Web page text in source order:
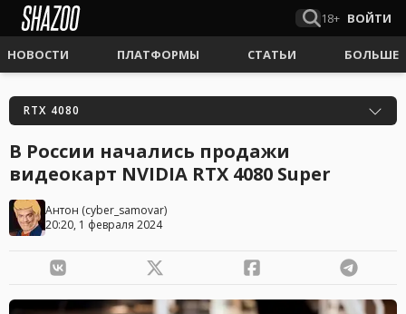
18+ ВОЙТИ
НОВОСТИ ПЛАТФОРМЫ СТАТЬИ БОЛЬШЕ
RTX 4080
В России начались продажи
видеокарт NVIDIA RTX 4080 Super
Антон (cyber_samovar)
20:20, 1 февраля 2024